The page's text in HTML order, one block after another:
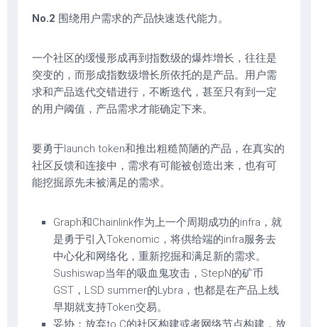
No.2 围绕用户需求的产品快速迭代能力。
一个社区的缓慢形成再到指数级的爆炸增长，往往是
突变的，而形成指数级增长所依托的是产品。用户需
求和产品迭代交错进行，不断迭代，甚至只有到一定
的用户阈值，产品需求才能确定下来。
要勇于launch token和推出粗糙简陋的产品，在真实的
社区反馈和连接中，需求有可能被创造出来，也有可
能挖掘原先未被满足的需求。
Graph和Chainlink作为上一个周期成功的infra，就
是勇于引入Tokenomic，将供给端的infra服务去
中心化和网络化，重新挖掘和满足新的需求。
Sushiswap当年的吸血鬼攻击，StepN的矿币
GST，LSD summer的Lybra，也都是在产品上线
早期就支持Token交易。
妥协：放弃to C的社区构建或者网络节点构建，放